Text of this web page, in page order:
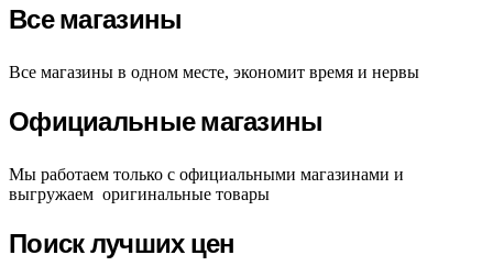
Все магазины
Все магазины в одном месте, экономит время и нервы
Официальные магазины
Мы работаем только с официальными магазинами и
выгружаем оригинальные товары
Поиск лучших цен